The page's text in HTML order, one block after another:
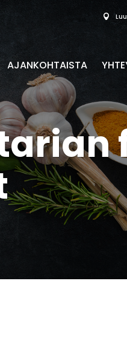
AJANKOHTAISTA